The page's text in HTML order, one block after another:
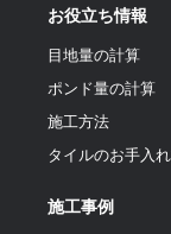
お役立ち情報
目地量の計算
ポンド量の計算
施工方法
タイルのお手入
施工事例